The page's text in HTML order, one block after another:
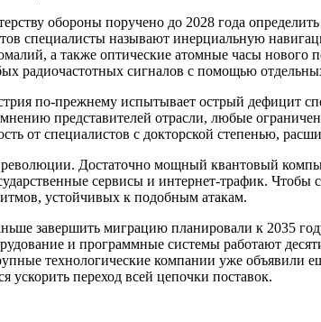
обороны поручено до 2028 года
специалисты называют инерциальную
а также оптические атомные часы нового
радиочастотных сигналов с помощью
по-прежнему испытывает острый дефицит
представителей отрасли, любые
от специалистов с докторской степенью,
Достаточно мощный квантовый
сервисы и интернет-трафик.
устойчивых к подобным атакам.
завершить миграцию планировали к 2035
и программные системы работают
технологические компании уже объявили
ускорить переход всей цепочки поставок.